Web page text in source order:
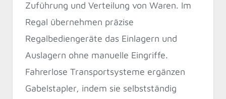
Zuführung und Verteilung von Waren. Im
Regal übernehmen präzise
Regalbediengeräte das Einlagern und
Auslagern ohne manuelle Eingriffe.
Fahrerlose Transportsysteme ergänzen
Gabelstapler, indem sie selbstständig